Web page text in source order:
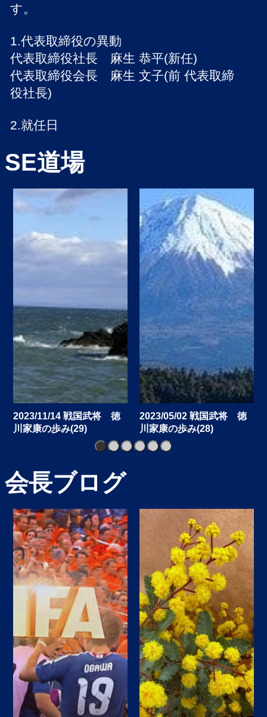
す。
1.代表取締役の異動
代表取締役社長 麻生 恭平(新任)
代表取締役会長 麻生 文子(前 代表取締
役社長)
2.就任日
今後とも一層のご支援、ご指導を賜り
ますようお願い申し上げます。
なお、本件に伴い
代表挨拶を更新いた
お知らせ 2026/02/02
おかげさまで、2/1(日)から26期を迎え
今後とも、株式会社ソフトブレインを
よろしくお願い申し上げます。
お知らせ 2025/12/12
今年も大変お世話になりました。
2025/12/27(土)から2026/1/4(日)まで 年
末年始休業とさせていただきます。何
卒ご理解の程お願い申し上げます。
2025/07/23
まで夏季休業とさせていただきます。
何卒ご理解の程お願い申し上げます。
代表挨拶 2025/02/04
代表挨拶を更新いたしました。
今後とも、株式会社ソフトブレインを
よろしくお願い申し上げます。
お知らせ 2025/02/03
おかげさまで、2/1(土)から25期を迎え
ました。
今後とも、株式会社ソフトブレインを
よろしくお願い申し上げます。
お知らせ 2024/12/06
今年も大変お世話になりました。
SE道場
2023/11/14 戦国武将 徳
川家康の歩み(29)
2023/05/02 戦国武将 徳
川家康の歩み(28)
会長ブログ